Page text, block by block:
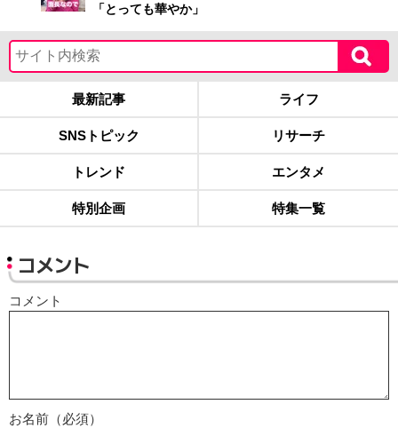
「とっても華やか」
最新記事 ライフ
SNSトピック リサーチ
トレンド エンタメ
特別企画 特集一覧
コメント
コメント
お名前（必須）